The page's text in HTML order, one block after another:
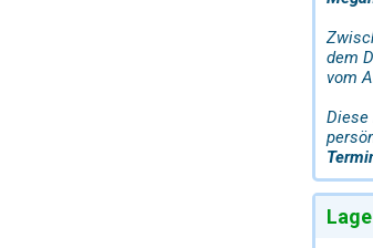
dem
vom
Diese
Lage